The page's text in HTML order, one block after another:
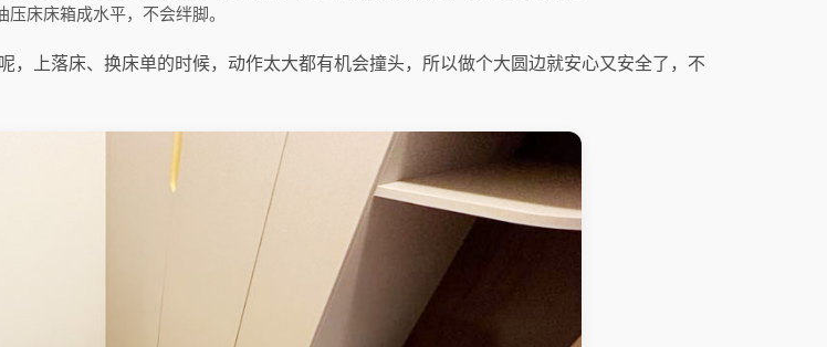
压床床箱成水平，不会绊脚。
上落床、换床单的时候，动作太大都有机会撞头，所以做个大圆边就安心又安全了，不